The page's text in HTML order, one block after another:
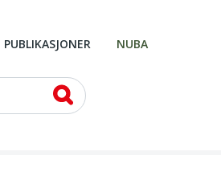
PUBLIKASJONER NUBA